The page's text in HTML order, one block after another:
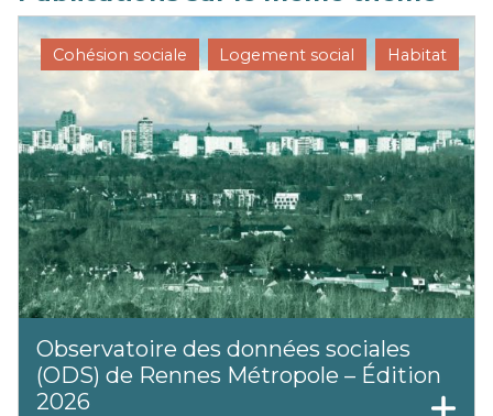
Cohésion sociale Logement social Habitat
Observatoire des données sociales
(ODS) de Rennes Métropole – Édition
2026